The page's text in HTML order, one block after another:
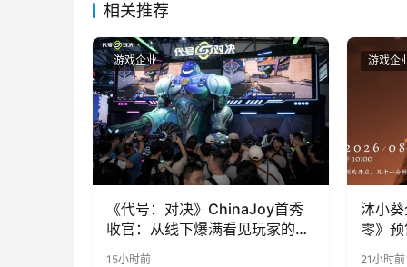
相关推荐
游戏企业
《代号：对决》ChinaJoy首秀
收官：从线下爆满看见玩家的真
15小时前
游戏企
沐小
零》
21小时前